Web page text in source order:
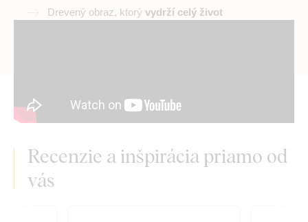
Drevený obraz, ktorý vydrží celý život
Recenzie a inšpirácia priamo od
vás